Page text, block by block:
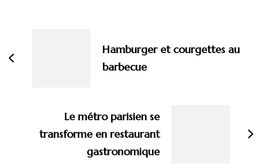
Hamburger et courgettes au
barbecue
Le métro parisien se
transforme en restaurant
gastronomique